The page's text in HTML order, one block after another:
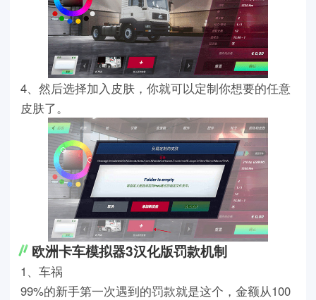
4、然后选择加入皮肤，你就可以定制你想要的任意
皮肤了。
欧洲卡车模拟器3汉化版罚款机制
1、车祸
99%的新手第一次遇到的罚款就是这个，金额从100